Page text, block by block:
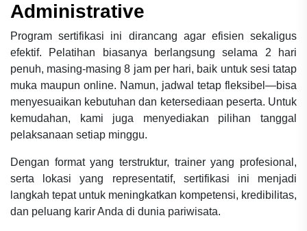
Administrative
Program sertifikasi ini dirancang agar efisien sekaligus
efektif. Pelatihan biasanya berlangsung selama 2 hari
penuh, masing-masing 8 jam per hari, baik untuk sesi tatap
muka maupun online. Namun, jadwal tetap fleksibel—bisa
menyesuaikan kebutuhan dan ketersediaan peserta. Untuk
kemudahan, kami juga menyediakan pilihan tanggal
pelaksanaan setiap minggu.
Dengan format yang terstruktur, trainer yang profesional,
serta lokasi yang representatif, sertifikasi ini menjadi
langkah tepat untuk meningkatkan kompetensi, kredibilitas,
dan peluang karir Anda di dunia pariwisata.